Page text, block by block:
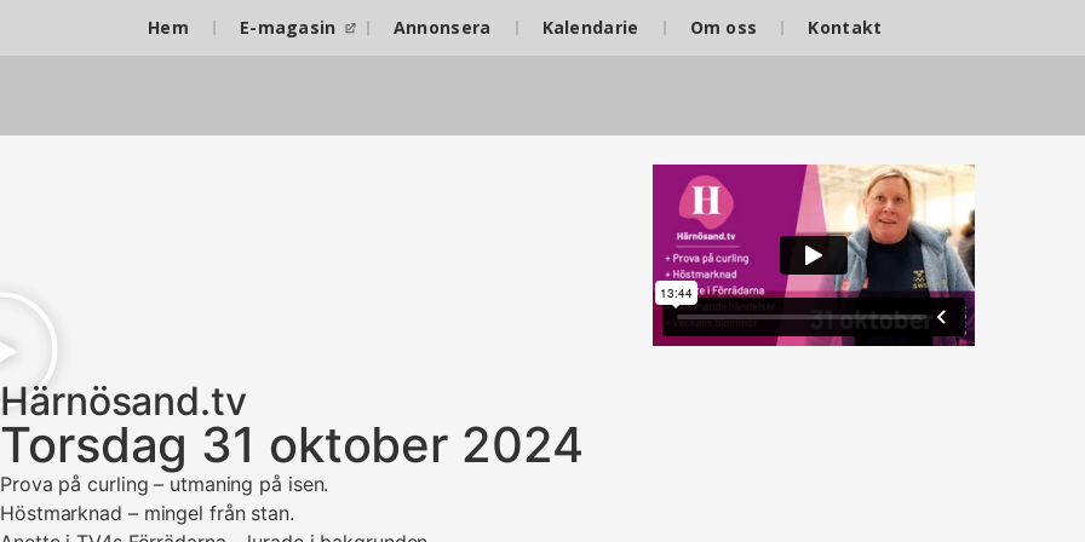
Hem E-magasin Annonsera Kalendarie Om oss Kontakt
Härnösand.tv
Torsdag 31 oktober 2024
Prova på curling – utmaning på isen.
Höstmarknad – mingel från stan.